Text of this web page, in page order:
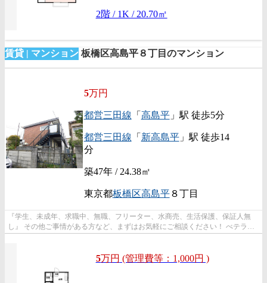
2階 / 1K / 20.70㎡
賃貸 | マンション 板橋区高島平８丁目のマンション
5万円
都営三田線 「 高島平」駅 徒歩5分
都営三田線 「 新高島平」駅 徒歩14
分
築47年 / 24.38㎡
東京都板橋区高島平８丁目
『学生、未成年、求職中、無職、フリーター、水商売、生活保護、保証人無
し』 その他ご事情がある方など、まずはお気軽にご相談ください！ べテラン
5万 円 (管理費等：1,000円 )